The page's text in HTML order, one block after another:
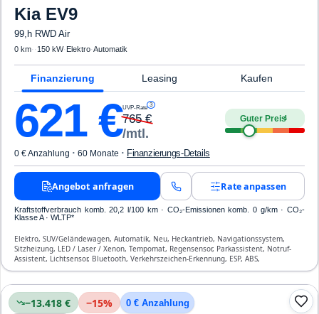
Kia EV9
99,h RWD Air
0 km· · 150 kW· Elektro·Automatik
Finanzierung Leasing Kaufen
621€UVP-Rate 3
765€
/mtl.
Guter Preis4
0 € Anzahlung · 60 Monate · Finanzierungs-Details
Angebot anfragen Rate anpassen
Kraftstoffverbrauch komb. 20,2 l/100 km · CO₂-Emissionen komb. 0 g/km · CO₂-
Klasse A · WLTP*
Elektro, SUV/Geländewagen, Automatik, Neu, Heckantrieb, Navigationssystem,
Sitzheizung, LED / Laser / Xenon, Tempomat, Regensensor, Parkassistent, Notruf-
Assistent, Lichtsensor, Bluetooth, Verkehrszeichen-Erkennung, ESP, ABS,
Klimatisierung, Front-, Seiten- und weitere Airbags
−13.418 € −15% 0 € Anzahlung